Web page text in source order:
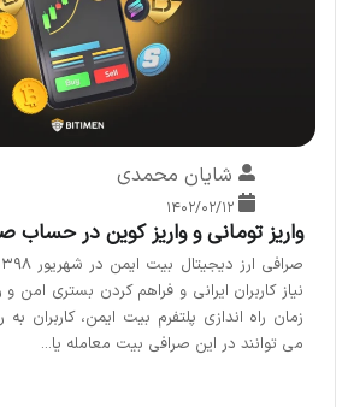
شایان محمدی
۱۴۰۲/۰۲/۱۲
واریز تومانی و واریز کوین در حساب
نیاز کاربران ایرانی و فراهم کردن بستری امن
زمان راه اندازی پلتفرم بیت ایمن، کاربران
می توانند در این صرافی بیت معامله یا...